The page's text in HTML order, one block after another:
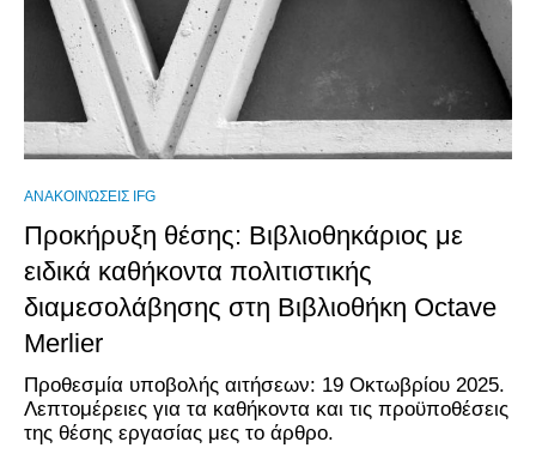
ΑΝΑΚΟΙΝΏΣΕΙΣ IFG
Προκήρυξη θέσης: Βιβλιοθηκάριος με
ειδικά καθήκοντα πολιτιστικής
διαμεσολάβησης στη Βιβλιοθήκη Octave
Merlier
Προθεσμία υποβολής αιτήσεων: 19 Οκτωβρίου 2025.
Λεπτομέρειες για τα καθήκοντα και τις προϋποθέσεις
της θέσης εργασίας μες το άρθρο.